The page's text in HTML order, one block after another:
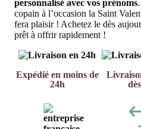
personnalisé avec vos prénoms
copain à l’occasion la Saint
fera plaisir ! Achetez le dès
prêt à offrir rapidement !
Expédié en moins de
24h